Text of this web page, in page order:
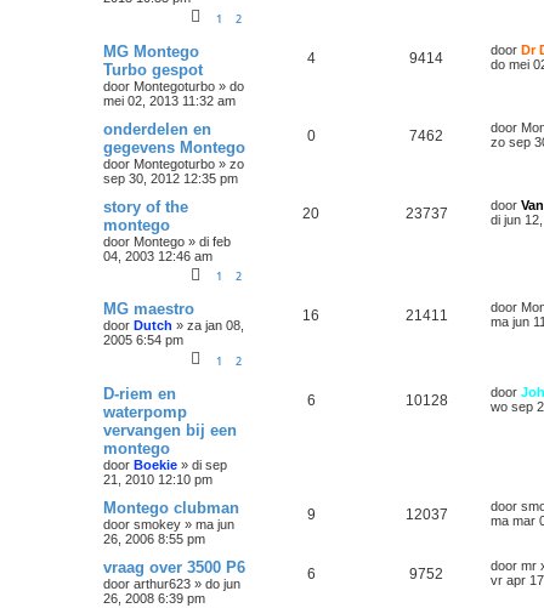
1 2
MG Montego
Turbo gespot
door Montegoturbo » do
mei 02, 2013 11:32 am
4 9414 door Dr
do mei
onderdelen en
gegevens Montego
door Montegoturbo » zo
sep 30, 2012 12:35 pm
0 7462 door
zo sep
story of the
montego
door Montego » di feb
04, 2003 12:46 am
1 2
20 23737 door
di jun
MG maestro
door Dutch » za jan 08,
2005 6:54 pm
1 2
16 21411 door
ma jun
D-riem en
waterpomp
vervangen bij een
montego
door Boekie » di sep
21, 2010 12:10 pm
6 10128 door
wo sep
Montego clubman
door smokey » ma jun
26, 2006 8:55 pm
9 12037 door
ma mar
vraag over 3500 P6
door arthur623 » do jun
26, 2008 6:39 pm
6 9752 door mr
vr apr